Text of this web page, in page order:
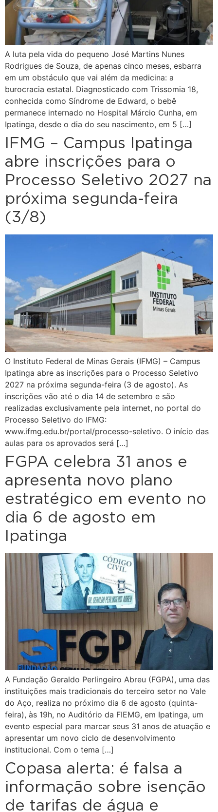
A luta pela vida do pequeno José Martins Nunes
Rodrigues de Souza, de apenas cinco meses, esbarra
em um obstáculo que vai além da medicina: a
burocracia estatal. Diagnosticado com Trissomia 18,
conhecida como Síndrome de Edward, o bebê
permanece internado no Hospital Márcio Cunha, em
Ipatinga, desde o dia do seu nascimento, em 5 […]
IFMG – Campus Ipatinga
abre inscrições para o
Processo Seletivo 2027 na
próxima segunda-feira
(3/8)
O Instituto Federal de Minas Gerais (IFMG) – Campus
Ipatinga abre as inscrições para o Processo Seletivo
2027 na próxima segunda-feira (3 de agosto). As
inscrições vão até o dia 14 de setembro e são
realizadas exclusivamente pela internet, no portal do
Processo Seletivo do IFMG:
www.ifmg.edu.br/portal/processo-seletivo. O início das
aulas para os aprovados será […]
FGPA celebra 31 anos e
apresenta novo plano
estratégico em evento no
dia 6 de agosto em
Ipatinga
A Fundação Geraldo Perlingeiro Abreu (FGPA), uma das
instituições mais tradicionais do terceiro setor no Vale
do Aço, realiza no próximo dia 6 de agosto (quinta-
feira), às 19h, no Auditório da FIEMG, em Ipatinga, um
evento especial para marcar seus 31 anos de atuação e
apresentar um novo ciclo de desenvolvimento
institucional. Com o tema […]
Copasa alerta: é falsa a
informação sobre isenção
de tarifas de água e